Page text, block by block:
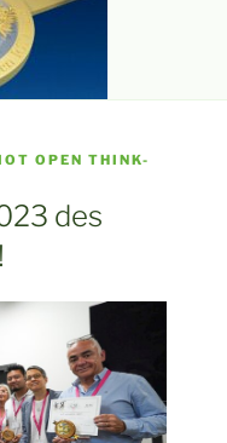
OPEN THINK-
des